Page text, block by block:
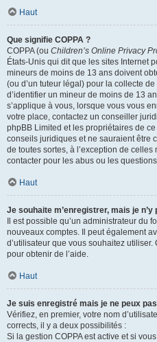
Haut
Que signifie COPPA ?
COPPA (ou Children’s Online Privacy
États-Unis qui dit que les sites Internet
mineurs de moins de 13 ans doivent
(ou d’un tuteur légal) pour la collecte
d’identifier un mineur de moins de 13
s’applique à vous, lorsque vous vous
votre place, contactez un conseiller
phpBB Limited et les propriétaires de
conseils juridiques et ne sauraient être
de toutes sortes, à l’exception de
contacter pour les abus ou les
Haut
Je souhaite m’enregistrer, mais je n’y
Il est possible qu’un administrateur du
nouveaux comptes. Il peut également
d’utilisateur que vous souhaitez
pour obtenir de l’aide.
Haut
Je suis enregistré mais je ne peux
Vérifiez, en premier, votre nom
corrects, il y a deux possibilités :
Si la gestion COPPA est active et si